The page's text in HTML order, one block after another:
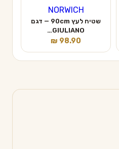
שטיח לעץ 90cm — דגם
GIULIANO…
₪ 98.90